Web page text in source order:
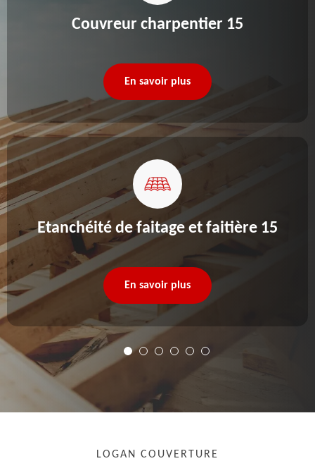
Couvreur charpentier 15
En savoir plus
Etanchéité de faitage et faitière 15
En savoir plus
LOGAN COUVERTURE